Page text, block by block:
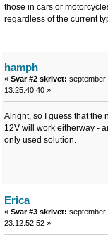
those in cars or
regardless of the current
hamph
« Svar #2 skrivet: september
13:25:40:40 »
Alright, so I guess that the
12V will work eitherway -
only used solution.
Erica
« Svar #3 skrivet: september
23:12:52:52 »